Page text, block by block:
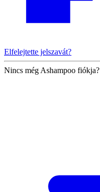
Elfelejtette jelszavát?
Nincs még Ashampoo fiókja?